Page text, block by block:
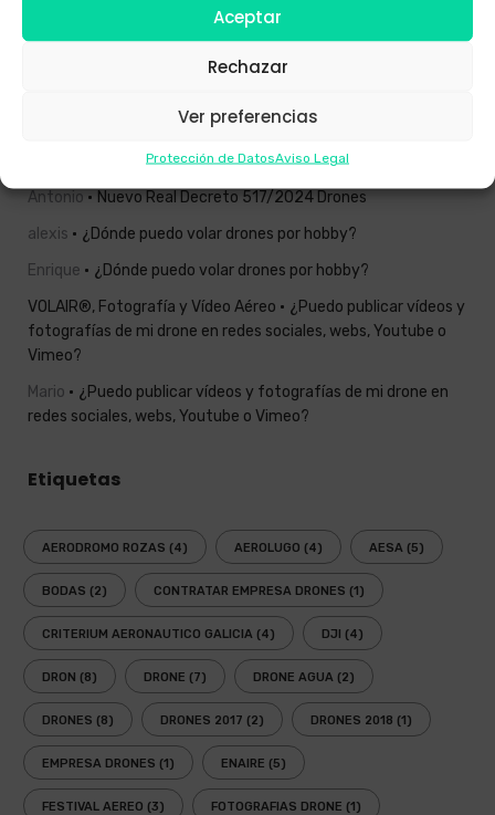
Aceptar
Rechazar
Ver preferencias
Protección de DatosAviso Legal
Cómo operamos drones en zonas urbanas de Galicia
Nuevo Real Decreto 517/2024 Drones
Antonio
Nuevo Real Decreto 517/2024 Drones
alexis
¿Dónde puedo volar drones por hobby?
Enrique
¿Dónde puedo volar drones por hobby?
VOLAIR®, Fotografía y Vídeo Aéreo
¿Puedo publicar vídeos y
fotografías de mi drone en redes sociales, webs, Youtube o
Vimeo?
Mario
¿Puedo publicar vídeos y fotografías de mi drone en
redes sociales, webs, Youtube o Vimeo?
Etiquetas
AERODROMO ROZAS (4) AEROLUGO (4) AESA (5)
BODAS (2) CONTRATAR EMPRESA DRONES (1)
CRITERIUM AERONAUTICO GALICIA (4) DJI (4)
DRON (8) DRONE (7) DRONE AGUA (2)
DRONES (8) DRONES 2017 (2) DRONES 2018 (1)
EMPRESA DRONES (1) ENAIRE (5)
FESTIVAL AEREO (3) FOTOGRAFIAS DRONE (1)